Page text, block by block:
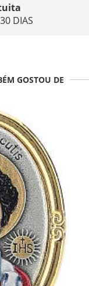
DIAS
GOSTOU DE